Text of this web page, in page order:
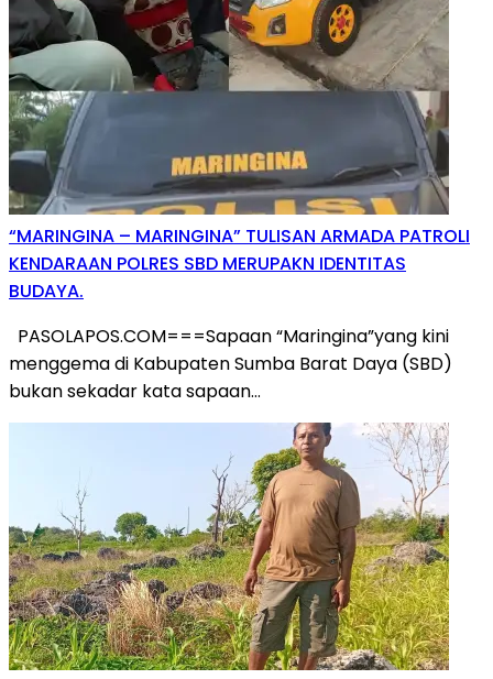
“MARINGINA – MARINGINA” TULISAN ARMADA PATROLI
KENDARAAN POLRES SBD MERUPAKN IDENTITAS
BUDAYA.
PASOLAPOS.COM===Sapaan “Maringina”yang kini
menggema di Kabupaten Sumba Barat Daya (SBD)
bukan sekadar kata sapaan…